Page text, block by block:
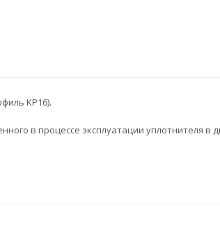
KP16).
в процессе эксплуатации уплотнителя в